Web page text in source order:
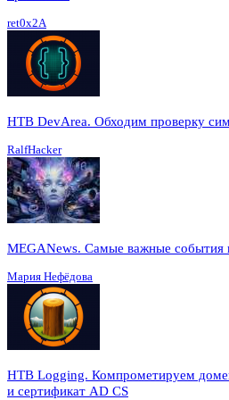
ret0x2A
HTB DevArea. Обходим проверку
RalfHacker
MEGANews. Cамые важные события
Мария Нефёдова
HTB Logging. Компрометируем
и сертификат AD CS